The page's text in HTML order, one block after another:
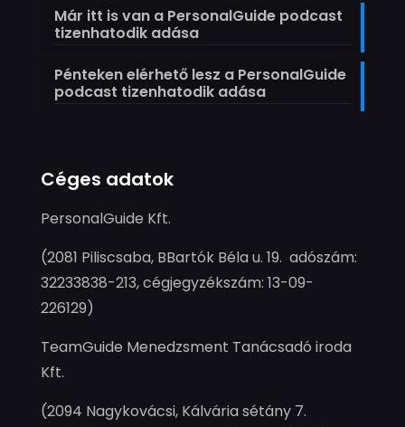
Már itt is van a PersonalGuide podcast
tizenhatodik adása
Pénteken elérhető lesz a PersonalGuide
podcast tizenhatodik adása
Céges adatok
PersonalGuide Kft.
(2081 Piliscsaba, BBartók Béla u. 19. adószám:
32233838-213, cégjegyzékszám: 13-09-
226129)
TeamGuide Menedzsment Tanácsadó iroda
Kft.
(2094 Nagykovácsi, Kálvária sétány 7.